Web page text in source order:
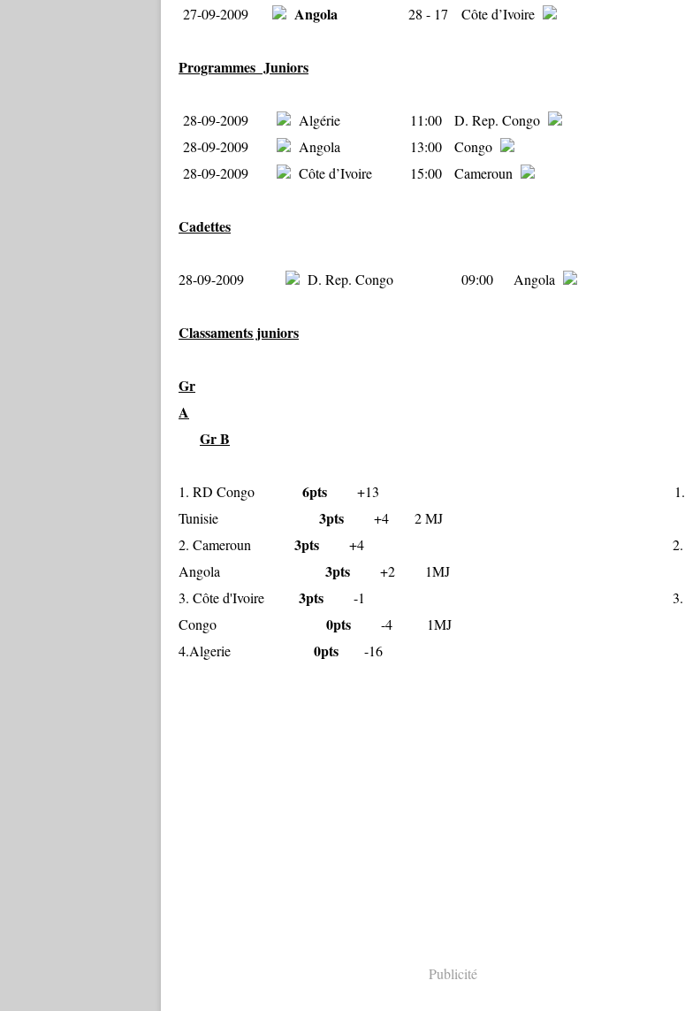
27-09-2009
Angola 28 - 17 Côte d’Ivoire
Programmes Juniors
28-09-2009 Algérie 11:00
D. Rep. Congo
28-09-2009
Angola 13:00
Congo
28-09-2009
Côte d’Ivoire 15:00 Cameroun
Cadettes
28-09-2009 D. Rep. Congo 09:00 Angola
Classaments juniors
Gr
A
Gr B
1. RD Congo 6pts +13 1.
Tunisie 3pts +4 2 MJ
2. Cameroun 3pts +4 2.
Angola 3pts +2 1MJ
3. Côte d'Ivoire 3pts -1 3.
Congo 0pts -4 1MJ
4.Algerie 0pts -16
Publicité